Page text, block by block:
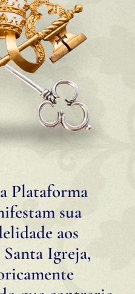
Plataforma
sua
aos
Igreja,